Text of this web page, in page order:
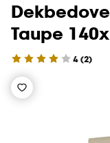
Taupe
4(2)